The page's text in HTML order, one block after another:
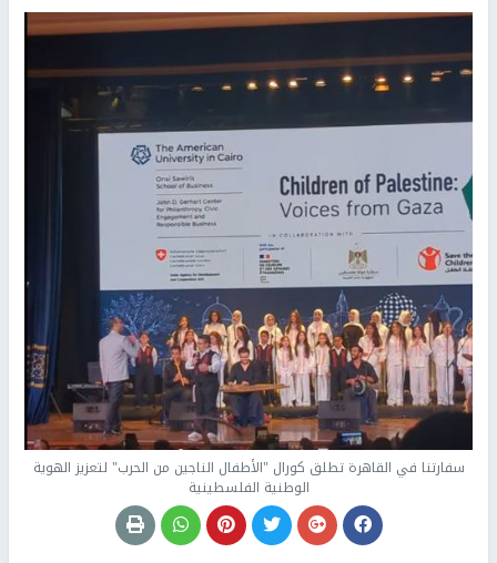
سفارتنا في القاهرة تطلق كورال "الأطفال الناجين من الحرب" لتعزيز الهوية
الوطنية الفلسطينية